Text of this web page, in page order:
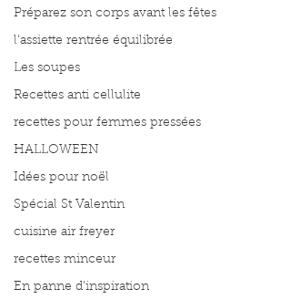
Préparez son corps avant les fêtes
l'assiette rentrée équilibrée
Les soupes
Recettes anti cellulite
recettes pour femmes pressées
HALLOWEEN
Idées pour noël
Spécial St Valentin
cuisine air freyer
recettes minceur
En panne d'inspiration